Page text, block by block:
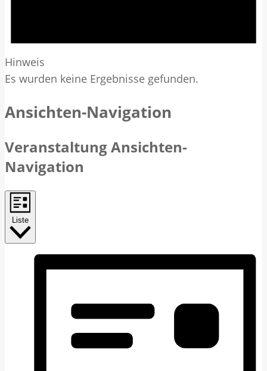
Hinweis
Es wurden keine Ergebnisse gefunden.
Ansichten-Navigation
Veranstaltung Ansichten-
Navigation
Liste